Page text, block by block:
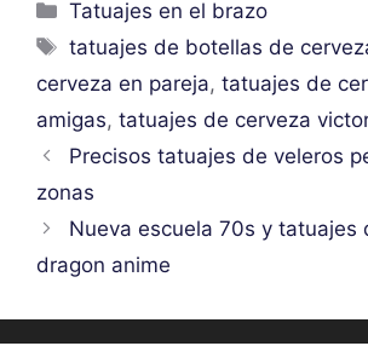
Categorías
Tatuajes en el brazo
Etiquetas
tatuajes de botellas de
cerveza en pareja, tatuajes de
amigas, tatuajes de cerveza
Precisos tatuajes de veleros
zonas
Nueva escuela 70s y tatuajes
dragon anime